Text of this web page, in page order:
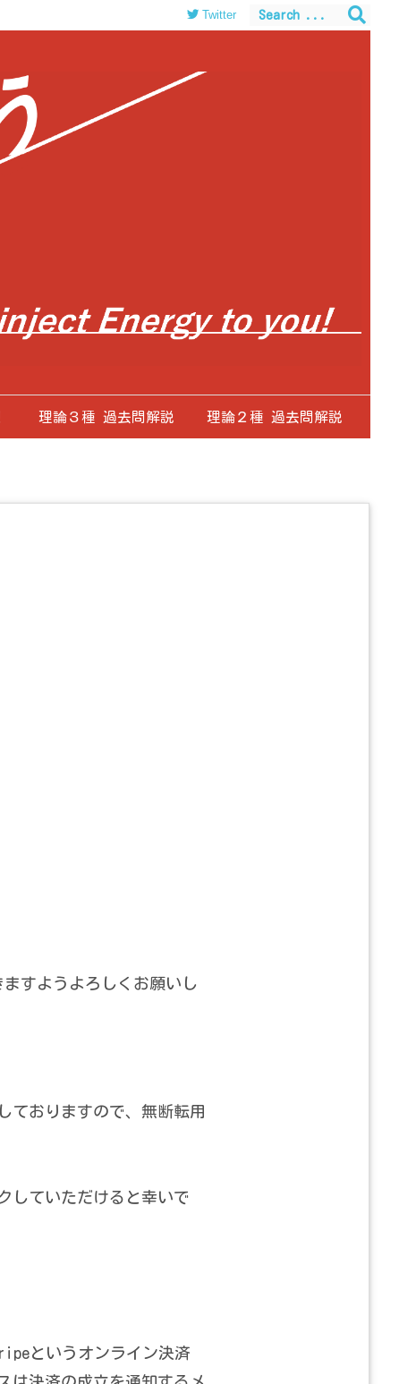
themes/luxeritas/inc/json-ld.phpon line120
理論３種 過去問解説 理論２種 過去問解説
Twitter
すようよろしくお願いし
ておりますので、無断転用
していただけると幸いで
というオンライン決済